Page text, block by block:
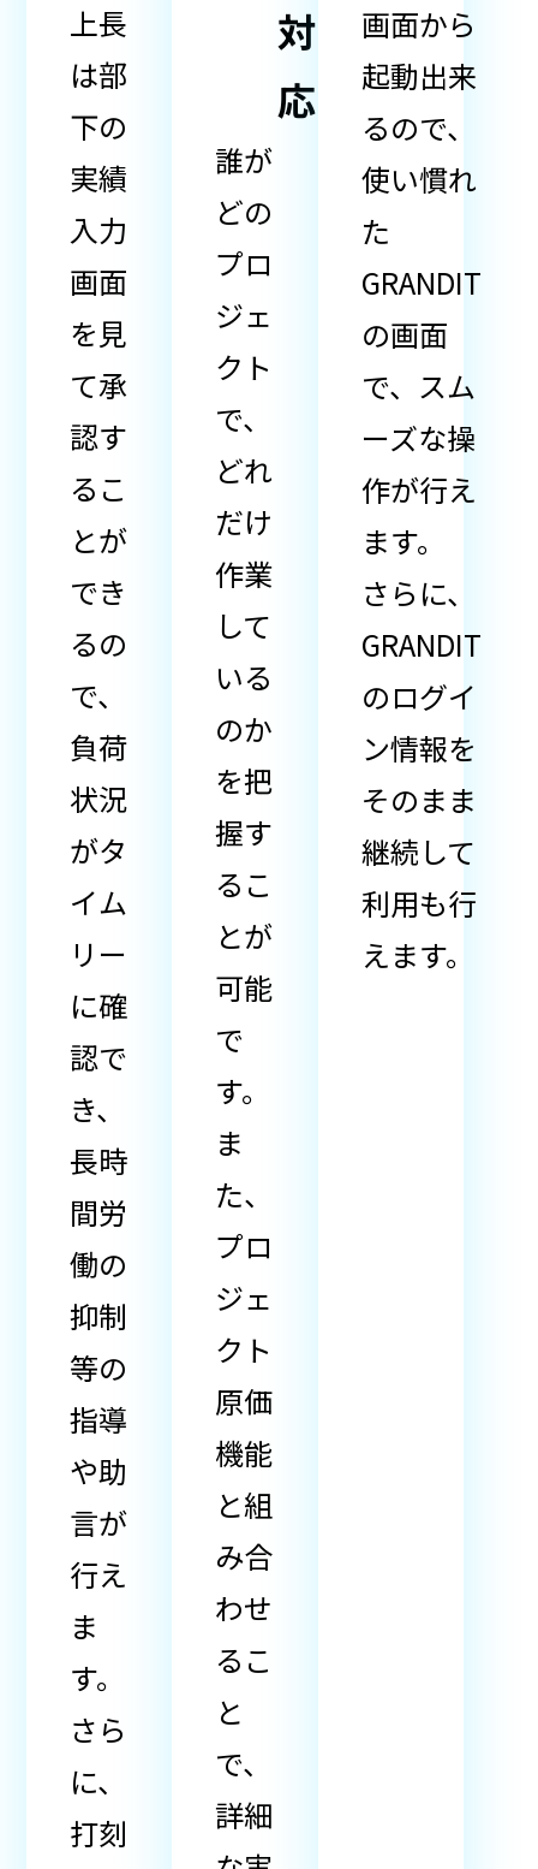
上長
は部
下の
実績
入力
画面
を見
て承
認す
るこ
とが
でき
るの
で、
負荷
状況
がタ
イム
リー
に確
認で
き、
長時
間労
働の
抑制
等の
指導
や助
言が
行え
ま
す。
さら
に、
打刻
対
応
誰が
どの
プロ
ジェ
クト
で、
どれ
だけ
作業
して
いる
のか
を把
握す
るこ
とが
可能
で
す。
ま
た、
プロ
ジェ
クト
原価
機能
と組
み合
わせ
るこ
と
で、
詳細
画面から
起動出来
るので、
使い慣れ
た
GRANDIT
の画面
で、スム
ーズな操
作が行え
ます。
さらに、
GRANDIT
のログイ
ン情報を
そのまま
継続して
利用も行
えます。